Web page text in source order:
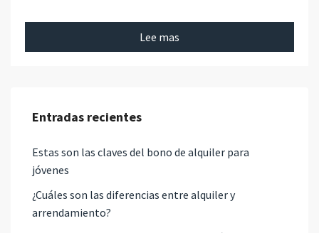
Lee mas
Entradas recientes
Estas son las claves del bono de alquiler para
jóvenes
¿Cuáles son las diferencias entre alquiler y
arrendamiento?